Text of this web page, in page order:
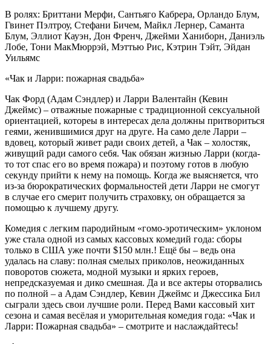
В ролях: Бриттани Мерфи, Сантьяго Кабрера, Орландо Блум,
Гвинет Пэлтроу, Стефани Бичем, Майкл Лернер, Саманта
Блум, Эллиот Кауэн, Дон Френч, Джейми Ханиборн, Даниэль
Лобе, Тони МакМюррэй, Мэттью Рис, Кэтрин Тэйт, Эйдан
Уильямс
«Чак и Ларри: пожарная свадьба»
Чак Форд (Адам Сэндлер) и Ларри Валентайн (Кевин
Джеймс) – отважные пожарные с традиционной сексуальной
ориентацией, котореы в интересах дела должны притвориться
геями, женившимися друг на друге. На само деле Ларри –
вдовец, который живет ради своих детей, а Чак – холостяк,
живущий ради самого себя. Чак обязан жизнью Ларри (когда-
то тот спас его во время пожара) и поэтому готов в любую
секунду прийти к нему на помощь. Когда же выясняется, что
из-за бюрократических формальностей дети Ларри не смогут
в случае его смерит получить страховку, он обращается за
помощью к лучшему другу.
Комедия с легким пародийным «гомо-эротическим» уклоном
уже стала одной из самых кассовых комедий года: сборы
только в США уже почти $150 млн.! Ещё бы – ведь она
удалась на славу: полная смелых приколов, неожиданных
поворотов сюжета, модной музыки и ярких героев,
непредсказуемая и дико смешная. Да и все актеры оторвались
по полной – а Адам Сэндлер, Кевин Джеймс и Джессика Бил
сыграли здесь свои лучшие роли. Перед Вами кассовый хит
сезона и самая весёлая и уморительная комедия года: «Чак и
Ларри: Пожарная свадьба» – смотрите и наслаждайтесь!